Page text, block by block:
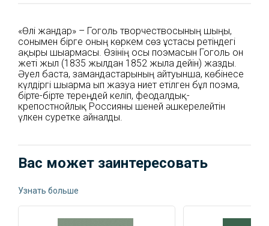
«Өлі жандар» – Гоголь творчествосының шыңы,
сонымен бірге оның көркем сөз ұстасы ретіндегі
ақырғы шығармасы. Өзінің осы поэмасын Гоголь он
жеті жыл (1835 жылдан 1852 жылға дейін) жазды.
Әуел баста, замандастарының айтуынша, көбінесе
күлдіргі шығарма ғып жазуға ниет етілген бұл поэма,
бірте-бірте тереңдей келіп, феодалдық-
крепостнойлық Россияны шеней әшкерелейтін
үлкен суретке айналды.
Вас может заинтересовать
Узнать больше